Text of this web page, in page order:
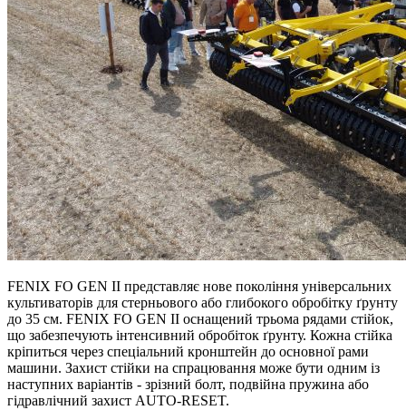
FENIX FO GEN II представляє нове покоління універсальних
культиваторів для стерньового або глибокого обробітку ґрунту
до 35 см. FENIX FO GEN II оснащений трьома рядами стійок,
що забезпечують інтенсивний обробіток ґрунту. Кожна стійка
кріпиться через спеціальний кронштейн до основної рами
машини. Захист стійки на спрацювання може бути одним із
наступних варіантів - зрізний болт, подвійна пружина або
гідравлічний захист AUTO-RESET.